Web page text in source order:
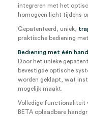
integreren met het
homogeen licht tijdens
Gepatenteerd, uniek,
praktische bediening met
Bediening met één
Door het unieke
bevestigde optische
worden geklapt, wat
mogelijk maakt.
Volledige functionaliteit
BETA oplaadbare